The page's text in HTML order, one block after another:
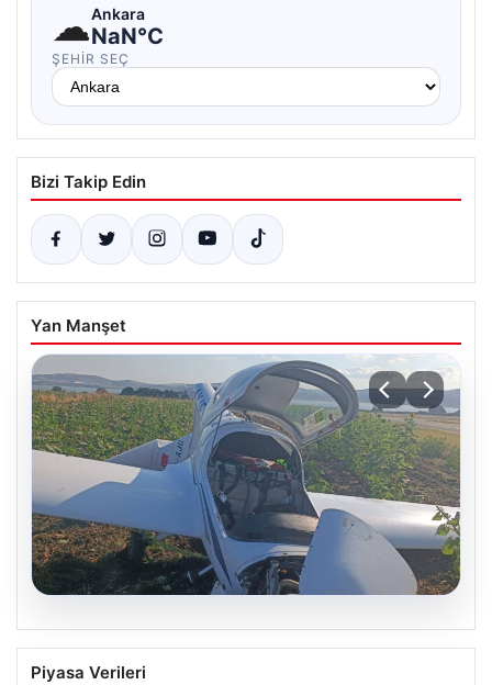
☁Ankara
NaN°C
ŞEHIR SEÇ
Bizi Takip Edin
Yan Manşet
06.08.2026
Uçak sert iniş yaptı: Pilot yaralandı
Piyasa Verileri